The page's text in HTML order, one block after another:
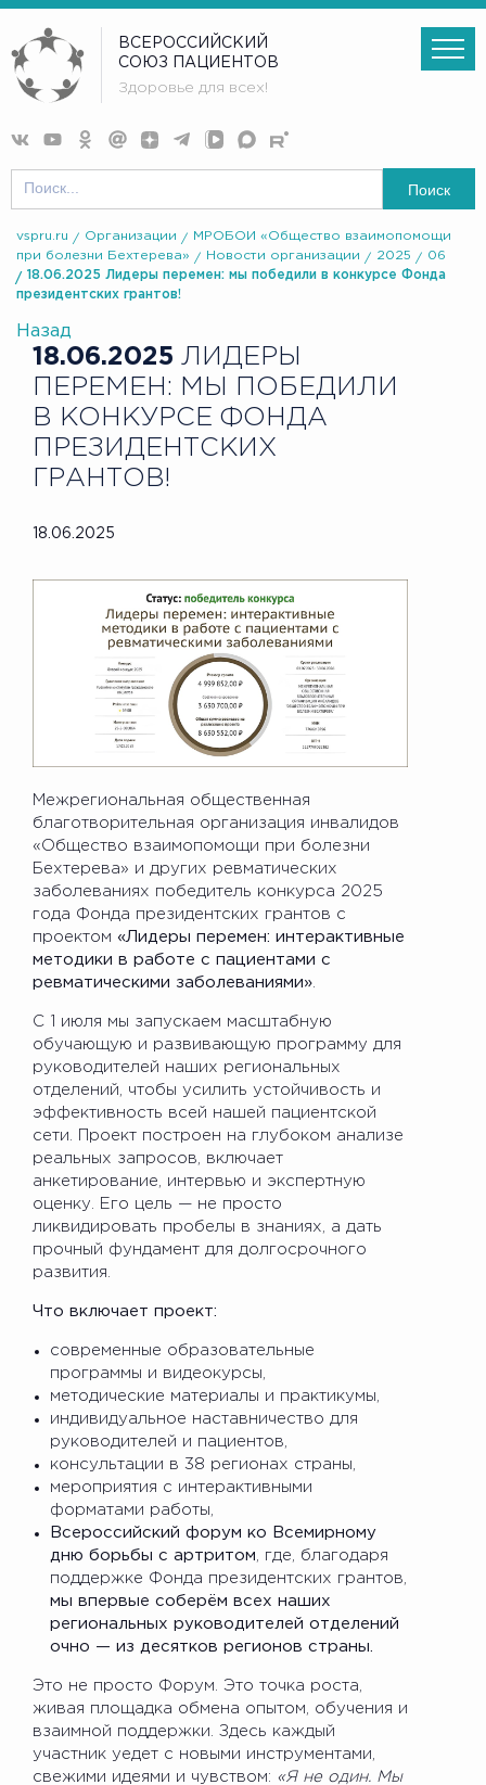
ВСЕРОССИЙСКИЙ
СОЮЗ ПАЦИЕНТОВ
Здоровье для всех!
Поиск
vspru.ru Организации
МРОБОИ «Общество взаимопомощи
при болезни Бехтерева»
Новости организации 2025
06
18.06.2025 Лидеры перемен: мы победили в конкурсе Фонда
президентских грантов!
Назад
18.06.2025 ЛИДЕРЫ
ПЕРЕМЕН: МЫ ПОБЕДИЛИ
В КОНКУРСЕ ФОНДА
ПРЕЗИДЕНТСКИХ
ГРАНТОВ!
18.06.2025
Межрегиональная общественная
благотворительная организация инвалидов
«Общество взаимопомощи при болезни
Бехтерева» и других ревматических
заболеваниях победитель конкурса 2025
года Фонда президентских грантов с
проектом «Лидеры перемен: интерактивные
методики в работе с пациентами с
ревматическими заболеваниями»
С 1 июля мы запускаем масштабную
обучающую и развивающую программу для
руководителей наших региональных
отделений, чтобы усилить устойчивость и
эффективность всей нашей пациентской
сети. Проект построен на глубоком анализе
реальных запросов, включает
анкетирование, интервью и экспертную
оценку. Его цель — не просто
ликвидировать пробелы в знаниях, а дать
прочный фундамент для долгосрочного
развития.
Что включает проект:
современные образовательные
программы и видеокурсы,
методические материалы и практикумы,
индивидуальное наставничество для
руководителей и пациентов,
консультации в 38 регионах страны,
мероприятия с интерактивными
форматами работы,
Всероссийский форум ко Всемирному
дню борьбы с артритом , где, благодаря
поддержке Фонда президентских грантов,
мы впервые соберём всех наших
региональных руководителей отделений
очно — из десятков регионов страны.
Это не просто Форум. Это точка роста,
живая площадка обмена опытом, обучения и
взаимной поддержки. Здесь каждый
участник уедет с новыми инструментами,
свежими идеями и чувством: «Я не один. Мы